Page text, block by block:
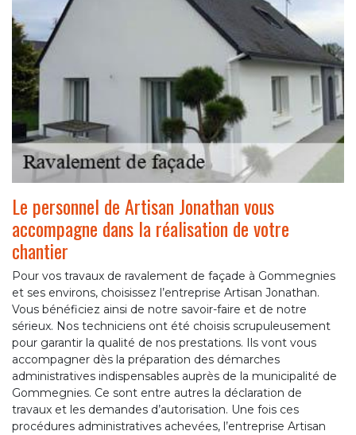
Le personnel de Artisan Jonathan vous
accompagne dans la réalisation de votre
chantier
Pour vos travaux de ravalement de façade à Gommegnies
et ses environs, choisissez l’entreprise Artisan Jonathan.
Vous bénéficiez ainsi de notre savoir-faire et de notre
sérieux. Nos techniciens ont été choisis scrupuleusement
pour garantir la qualité de nos prestations. Ils vont vous
accompagner dès la préparation des démarches
administratives indispensables auprès de la municipalité de
Gommegnies. Ce sont entre autres la déclaration de
travaux et les demandes d’autorisation. Une fois ces
procédures administratives achevées, l’entreprise Artisan